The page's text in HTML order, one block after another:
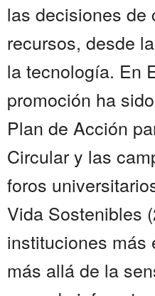
las decisiones de
recursos, desde
la tecnología. En
promoción ha
Plan de Acción
Circular y las
foros
Vida Sostenibles
instituciones más
más allá de la